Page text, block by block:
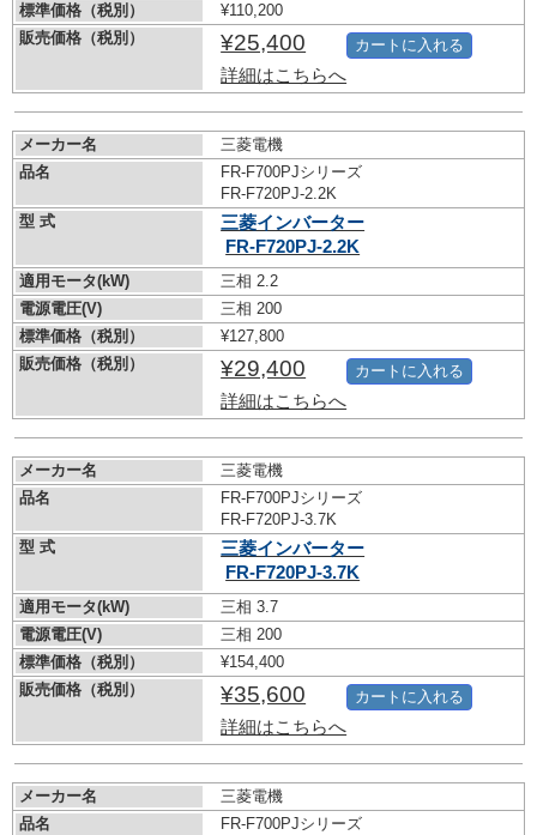
標準価格（税別）
¥110,200
販売価格（税別）
¥25,400
詳細はこちらへ
カートに入れる
メーカー名
三菱電機
品名
FR-F700PJシリーズ
FR-F720PJ-2.2K
型 式
三菱インバーター
FR-F720PJ-2.2K
適用モータ(kW)
三相 2.2
電源電圧(V)
三相 200
標準価格（税別）
¥127,800
販売価格（税別）
¥29,400
詳細はこちらへ
カートに入れる
メーカー名
三菱電機
品名
FR-F700PJシリーズ
FR-F720PJ-3.7K
型 式
三菱インバーター
FR-F720PJ-3.7K
適用モータ(kW)
三相 3.7
電源電圧(V)
三相 200
標準価格（税別）
¥154,400
販売価格（税別）
¥35,600
詳細はこちらへ
カートに入れる
メーカー名
三菱電機
品名
FR-F700PJシリーズ